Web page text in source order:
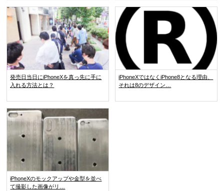
発売日当日にiPhoneXを真っ先に手に
入れる方法とは？
iPhoneXではなくiPhone8となる理由、
それは8のデザイン…
iPhoneXのモックアップや金型を並べ
て撮影した画像がリ…